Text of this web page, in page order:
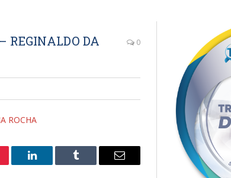
REGINALDO DA
0
ROCHA
LinkedIn Tumblr
E-